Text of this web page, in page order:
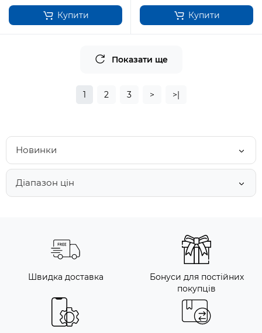
Купити Купити
Показати ще
1 2 3 > >|
Новинки
Діапазон цін
Швидка доставка
Бонуси для постійних
покупців